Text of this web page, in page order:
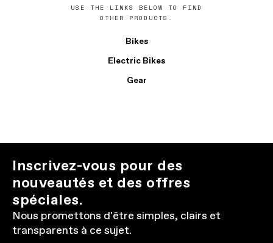
USE THE LINKS BELOW TO FIND
OTHER PRODUCTS.
Bikes
Electric Bikes
Gear
Inscrivez-vous pour des
nouveautés et des offres
spéciales.
Nous promettons d'être simples, clairs et
transparents à ce sujet.